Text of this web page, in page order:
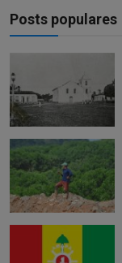
Posts populares